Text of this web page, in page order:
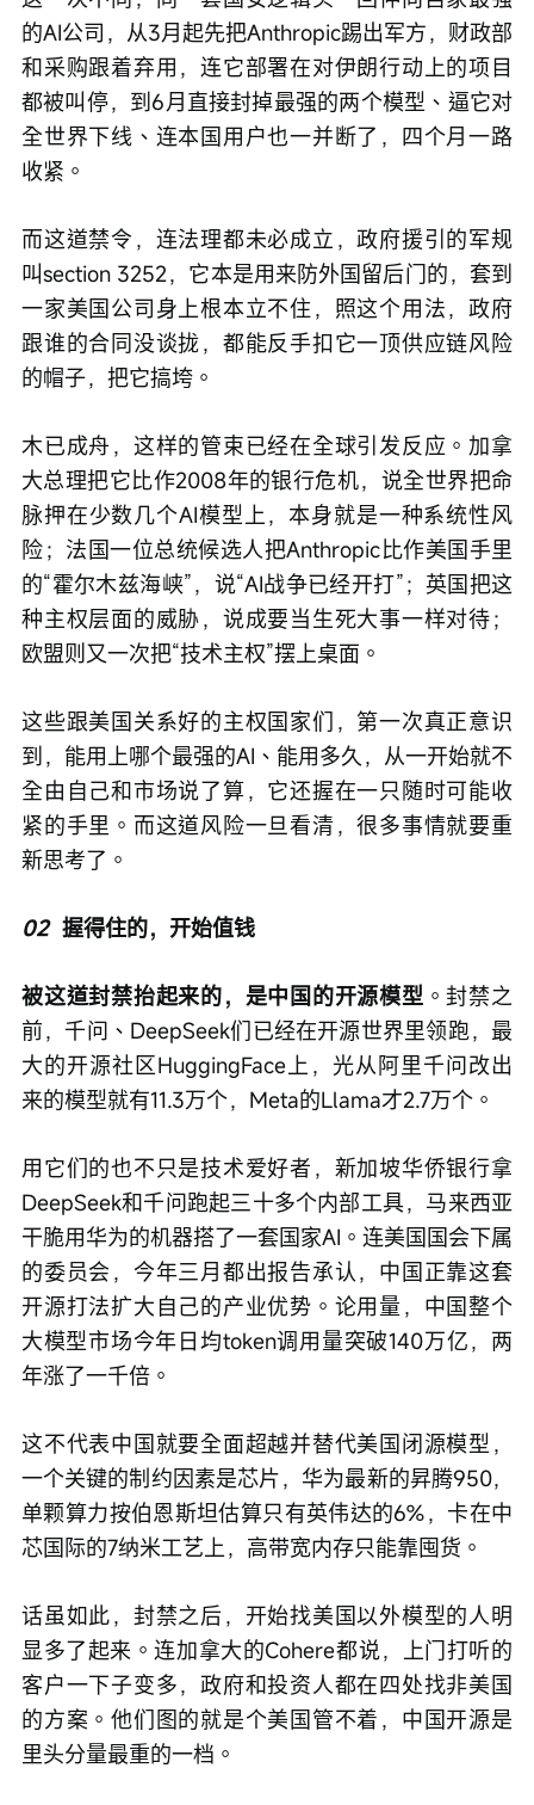
的AI公司，从3月起先把Anthropic踢出军方，财政部
和采购跟着弃用，连它部署在对伊朗行动上的项目
都被叫停，到6月直接封掉最强的两个模型、逼它对
全世界下线、连本国用户也一并断了，四个月一路
收紧。
而这道禁令，连法理都未必成立，政府援引的军规
叫section 3252，它本是用来防外国留后门的，套到
一家美国公司身上根本立不住，照这个用法，政府
跟谁的合同没谈拢，都能反手扣它一顶供应链风险
的帽子，把它搞垮。
木已成舟，这样的管束已经在全球引发反应。加拿
大总理把它比作2008年的银行危机，说全世界把命
脉押在少数几个AI模型上，本身就是一种系统性风
险；法国一位总统候选人把Anthropic比作美国手里
的“霍尔木兹海峡”，说“AI战争已经开打”；英国把这
种主权层面的威胁，说成要当生死大事一样对待；
欧盟则又一次把“技术主权”摆上桌面。
这些跟美国关系好的主权国家们，第一次真正意识
到，能用上哪个最强的AI、能用多久，从一开始就不
全由自己和市场说了算，它还握在一只随时可能收
紧的手里。而这道风险一旦看清，很多事情就要重
新思考了。
02 握得住的，开始值钱
被这道封禁抬起来的，是中国的开源模型 。封禁之
前，千问、DeepSeek们已经在开源世界里领跑，最
大的开源社区HuggingFace上，光从阿里千问改出
来的模型就有11.3万个，Meta的Llama才2.7万个。
用它们的也不只是技术爱好者，新加坡华侨银行拿
DeepSeek和千问跑起三十多个内部工具，马来西亚
干脆用华为的机器搭了一套国家AI。连美国国会下属
的委员会，今年三月都出报告承认，中国正靠这套
开源打法扩大自己的产业优势。论用量，中国整个
大模型市场今年日均token调用量突破140万亿，两
年涨了一千倍。
这不代表中国就要全面超越并替代美国闭源模型，
一个关键的制约因素是芯片，华为最新的昇腾950，
单颗算力按伯恩斯坦估算只有英伟达的6%，卡在中
芯国际的7纳米工艺上，高带宽内存只能靠囤货。
话虽如此，封禁之后，开始找美国以外模型的人明
显多了起来。连加拿大的Cohere都说，上门打听的
客户一下子变多，政府和投资人都在四处找非美国
的方案。他们图的就是个美国管不着，中国开源是
里头分量最重的一档。